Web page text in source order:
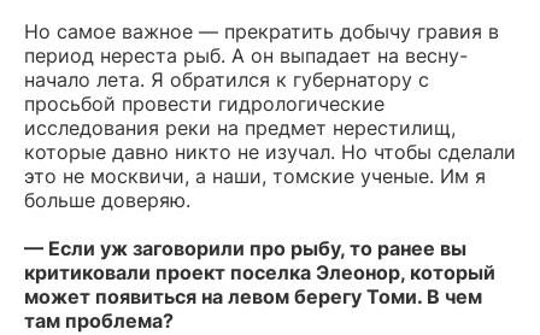
Но самое важное — прекратить добычу гравия в
период нереста рыб. А он выпадает на весну-
начало лета. Я обратился к губернатору с
просьбой провести гидрологические
исследования реки на предмет нерестилищ,
которые давно никто не изучал. Но чтобы сделали
это не москвичи, а наши, томские ученые. Им я
больше доверяю.
— Если уж заговорили про рыбу, то ранее вы
критиковали проект поселка Элеонор, который
может появиться на левом берегу Томи. В чем
там проблема?